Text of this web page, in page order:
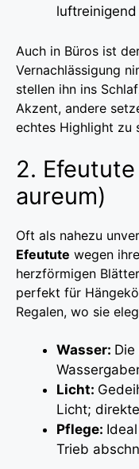
Auch in Büros ist
Vernachlässigung
stellen ihn ins
Akzent, andere
echtes Highlight zu
2.
aureum)
Oft als nahezu
Efeutute wegen
herzförmigen
perfekt für
Regalen, wo sie
Wasser:
Licht:
Licht;
Pflege:
Trieb